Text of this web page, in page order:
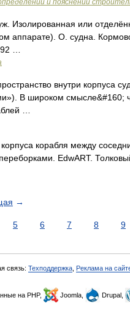
и пояснений
Изолированная или
аппарате). О. судна.
…
внутри корпуса
В широком смысле&#160;
…
корабля между
EdwART.
→
5 6 7 8 9
связь: Техподдержка Реклама на
на PHP, Joomla, Drupal,